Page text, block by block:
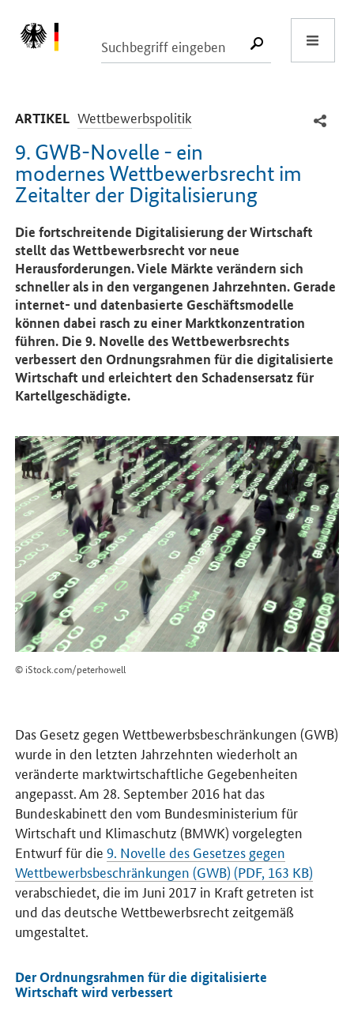
SUCHE
ARTIKEL -
Wettbewerbspolitik
9. GWB-Novelle - ein
modernes Wettbewerbsrecht im
Zeitalter der Digitalisierung
Einleitung
Die fortschreitende Digitalisierung der Wirtschaft
stellt das Wettbewerbsrecht vor neue
Herausforderungen. Viele Märkte verändern sich
schneller als in den vergangenen Jahrzehnten. Gerade
internet- und datenbasierte Geschäftsmodelle
können dabei rasch zu einer Marktkonzentration
führen. Die 9. Novelle des Wettbewerbsrechts
verbessert den Ordnungsrahmen für die digitalisierte
Wirtschaft und erleichtert den Schadensersatz für
Kartellgeschädigte.
© iStock.com/peterhowell
Das Gesetz gegen Wettbewerbsbeschränkungen (GWB)
wurde in den letzten Jahrzehnten wiederholt an
veränderte marktwirtschaftliche Gegebenheiten
angepasst. Am 28. September 2016 hat das
Bundeskabinett den vom Bundesministerium für
Wirtschaft und Klimaschutz (BMWK) vorgelegten
Entwurf für die9. Novelle des Gesetzes gegen
Wettbewerbsbeschränkungen (GWB) (PDF, 163 KB)
verabschiedet, die im Juni 2017 in Kraft getreten ist
und das deutsche Wettbewerbsrecht zeitgemäß
umgestaltet.
Der Ordnungsrahmen für die digitalisierte
Wirtschaft wird verbessert